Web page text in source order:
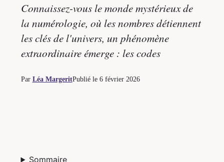
Connaissez-vous le monde mystérieux de
la numérologie, où les nombres détiennent
les clés de l'univers, un phénomène
extraordinaire émerge : les codes
Par Léa MargeritPublié le 6 février 2026
Sommaire